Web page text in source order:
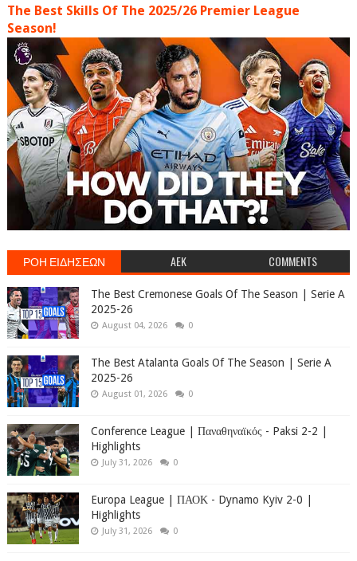
The Best Skills Of The 2025/26 Premier League
Season!
ΡΟΗ ΕΙΔΗΣΕΩΝ AEK COMMENTS
The Best Cremonese Goals Of The Season | Serie A
2025-26
August 04, 2026 0
The Best Atalanta Goals Of The Season | Serie A
2025-26
August 01, 2026 0
Conference League | Παναθηναϊκός - Paksi 2-2 |
Highlights
July 31, 2026 0
Europa League | ΠΑΟΚ - Dynamo Kyiv 2-0 |
Highlights
July 31, 2026 0